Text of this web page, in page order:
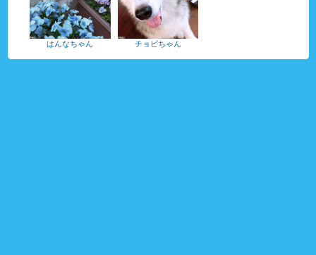
はんなちゃん チョビちゃん